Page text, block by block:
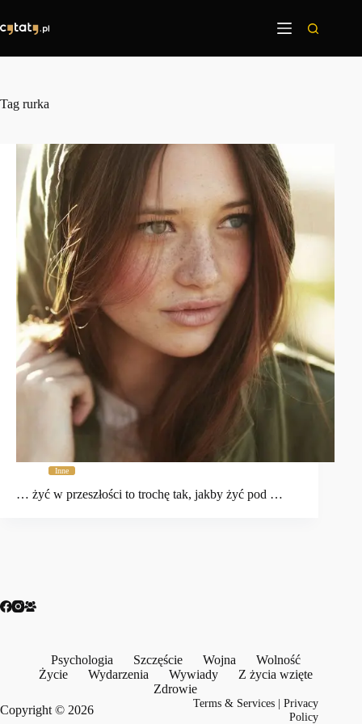
treści
Tag rurka
Inne
… żyć w przeszłości to trochę tak, jakby żyć pod …
Psychologia Szczęście Wojna
Wolność
Życie
Wydarzenia Wywiady
Z życia wzięte
Zdrowie
Copyright © 2026
Terms & Services |Privacy
Policy